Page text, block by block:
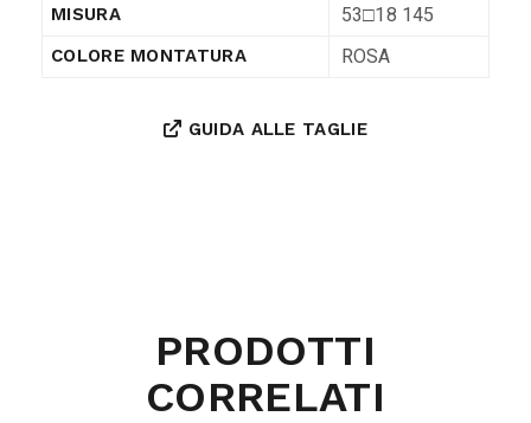
MISURA 53□18 145
COLORE MONTATURA ROSA
GUIDA ALLE TAGLIE
PRODOTTI
CORRELATI